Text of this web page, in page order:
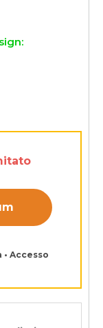
Accesso